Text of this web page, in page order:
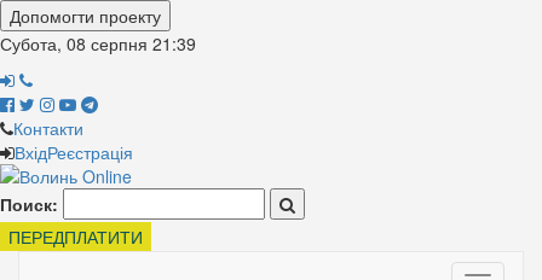
Допомогти проекту
Субота, 08 серпня 21:39
Контакти
ВхідРеєстрація
Поиск:
ПЕРЕДПЛАТИТИ